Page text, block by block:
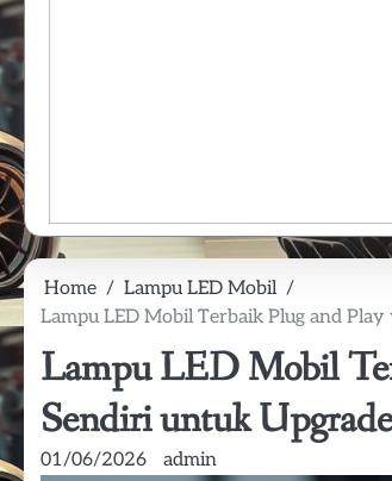
Home
Lampu LED Mobil
Lampu LED Mobil Terbaik Plug and
Lampu LED Mobil
Sendiri untuk
01/06/2026 admin